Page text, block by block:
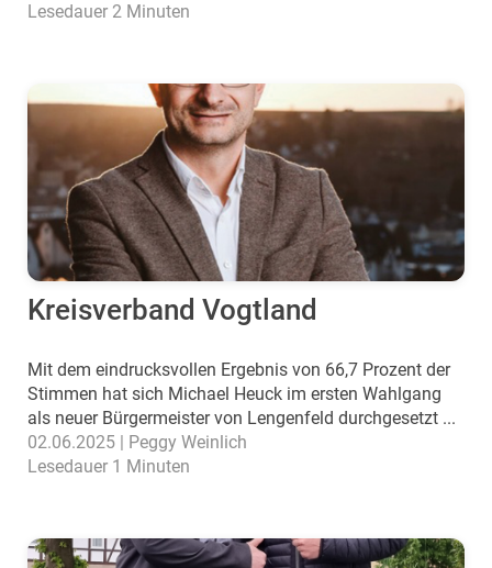
Lesedauer 2 Minuten
Kreisverband Vogtland
Mit dem eindrucksvollen Ergebnis von 66,7 Prozent der
Stimmen hat sich Michael Heuck im ersten Wahlgang
als neuer Bürgermeister von Lengenfeld durchgesetzt ...
02.06.2025 | Peggy Weinlich
Lesedauer 1 Minuten